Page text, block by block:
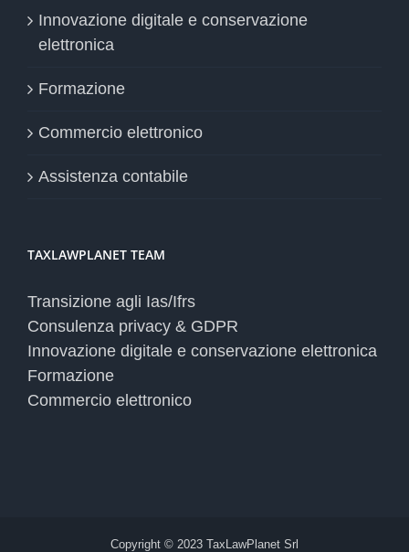
Innovazione digitale e conservazione
elettronica
Formazione
Commercio elettronico
Assistenza contabile
TAXLAWPLANET TEAM
Transizione agli Ias/Ifrs
Consulenza privacy & GDPR
Innovazione digitale e conservazione elettronica
Formazione
Commercio elettronico
Copyright © 2023 TaxLawPlanet Srl